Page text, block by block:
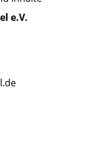
e.V.